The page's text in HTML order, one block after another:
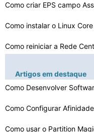
Como criar EPS campo
Como instalar o Linux
Como reiniciar a Rede
O Tamanho de Eeebuntu
Erros Ubuntu Cron Job
Artigos em destaque
Como Desenvolver
Como Configurar
Como usar o Partition